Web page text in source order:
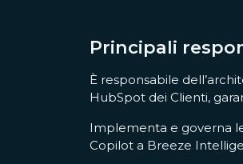
Principali
È responsabile
HubSpot dei Clienti,
Implementa e governa
Copilot a Breeze